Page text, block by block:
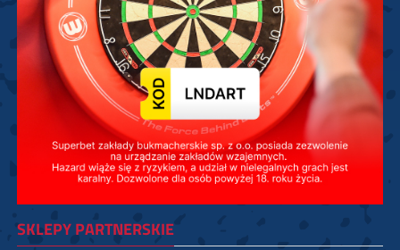
SKLEPY PARTNERSKIE